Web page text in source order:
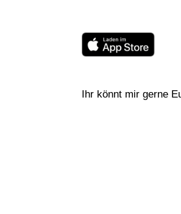
Ihr könnt mir gerne